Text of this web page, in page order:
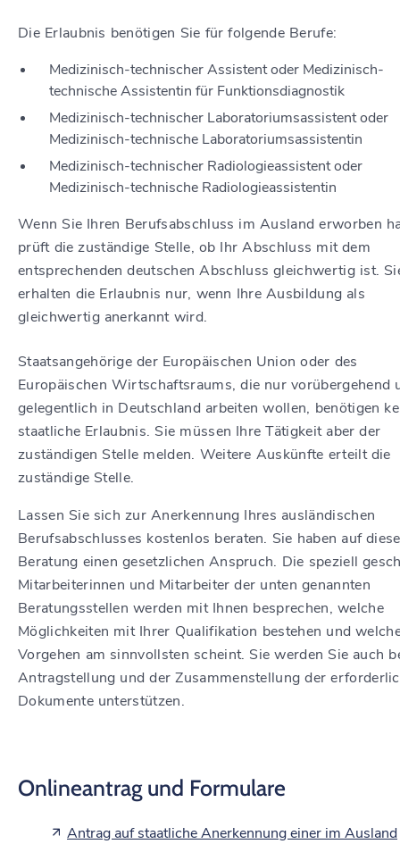
Die Erlaubnis benötigen Sie für folgende Berufe:
Medizinisch-technischer Assistent oder Medizinisch-
technische Assistentin für Funktionsdiagnostik
Medizinisch-technischer Laboratoriumsassistent oder
Medizinisch-technische Laboratoriumsassistentin
Medizinisch-technischer Radiologieassistent oder
Medizinisch-technische Radiologieassistentin
Wenn Sie Ihren Berufsabschluss im Ausland erworben
prüft die zuständige Stelle, ob Ihr Abschluss mit dem
entsprechenden deutschen Abschluss gleichwertig ist.
erhalten die Erlaubnis nur, wenn Ihre Ausbildung als
gleichwertig anerkannt wird.
Staatsangehörige der Europäischen Union oder des
Europäischen Wirtschaftsraums, die nur vorübergehend
gelegentlich in Deutschland arbeiten wollen, benötigen
staatliche Erlaubnis. Sie müssen Ihre Tätigkeit aber der
zuständigen Stelle melden. Weitere Auskünfte erteilt die
zuständige Stelle.
Lassen Sie sich zur Anerkennung Ihres ausländischen
Berufsabschlusses kostenlos beraten. Sie haben auf diese
Beratung einen gesetzlichen Anspruch. Die speziell
Mitarbeiterinnen und Mitarbeiter der unten genannten
Beratungsstellen werden mit Ihnen besprechen, welche
Möglichkeiten mit Ihrer Qualifikation bestehen und
Vorgehen am sinnvollsten scheint. Sie werden Sie auch
Antragstellung und der Zusammenstellung der
Dokumente unterstützen.
Onlineantrag und Formulare
Antrag auf staatliche Anerkennung einer im Ausland